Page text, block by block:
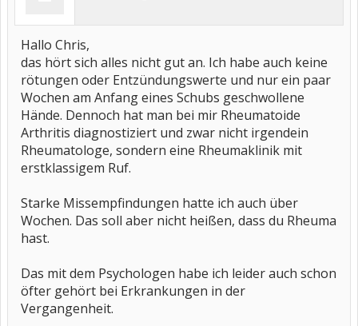
Hallo Chris,
das hört sich alles nicht gut an. Ich habe auch keine
rötungen oder Entzündungswerte und nur ein paar
Wochen am Anfang eines Schubs geschwollene
Hände. Dennoch hat man bei mir Rheumatoide
Arthritis diagnostiziert und zwar nicht irgendein
Rheumatologe, sondern eine Rheumaklinik mit
erstklassigem Ruf.
Starke Missempfindungen hatte ich auch über
Wochen. Das soll aber nicht heißen, dass du Rheuma
hast.
Das mit dem Psychologen habe ich leider auch schon
öfter gehört bei Erkrankungen in der
Vergangenheit.